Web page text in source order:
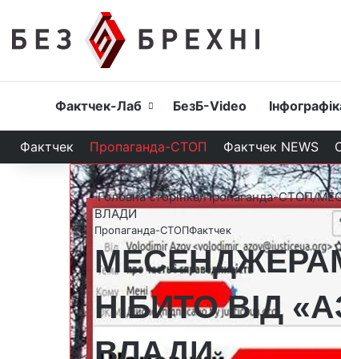
Головна
Фактчек-Лаб БезБ-Video
Фактчек Пропаганда-СТОП Фактчек NEWS
Головна сторінка/Пропаганда-СТОП/
ВЛАДИ
Пропаганда-СТОПФактчек
НІБИТО ВІД